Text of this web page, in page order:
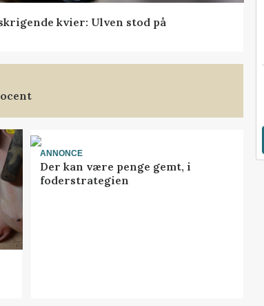
kvier: Ulven stod på
ANNONCE
Der kan være penge gemt, i
foderstrategien